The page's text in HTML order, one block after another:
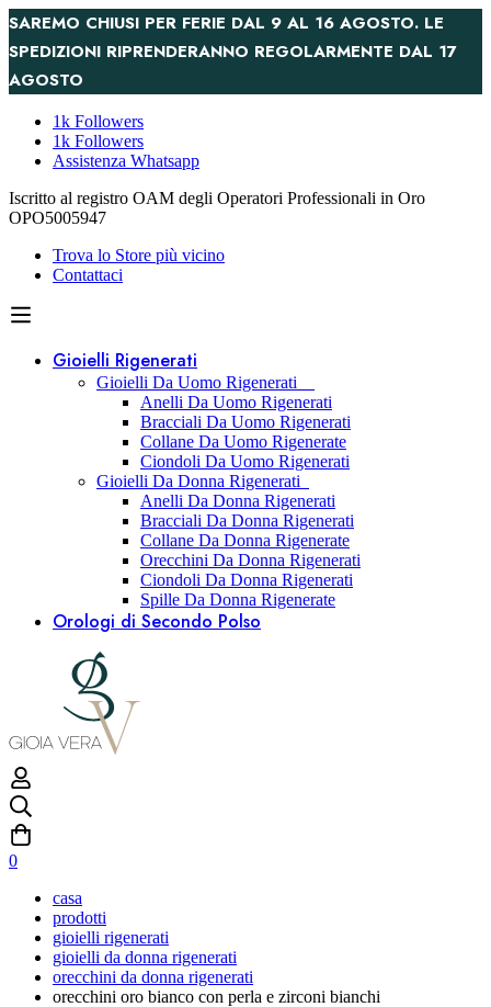
SAREMO CHIUSI PER FERIE DAL 9 AL 16 AGOSTO. LE
SPEDIZIONI RIPRENDERANNO REGOLARMENTE DAL 17
AGOSTO
1k Followers
1k Followers
Assistenza Whatsapp
Iscritto al registro OAM degli Operatori Professionali in Oro
OPO5005947
Trova lo Store più vicino
Contattaci
Gioielli Rigenerati
Gioielli Da Uomo Rigenerati
Anelli Da Uomo Rigenerati
Bracciali Da Uomo Rigenerati
Collane Da Uomo Rigenerate
Ciondoli Da Uomo Rigenerati
Gioielli Da Donna Rigenerati
Anelli Da Donna Rigenerati
Bracciali Da Donna Rigenerati
Collane Da Donna Rigenerate
Orecchini Da Donna Rigenerati
Ciondoli Da Donna Rigenerati
Spille Da Donna Rigenerate
Orologi di Secondo Polso
0
casa
prodotti
gioielli rigenerati
gioielli da donna rigenerati
orecchini da donna rigenerati
orecchini oro bianco con perla e zirconi bianchi